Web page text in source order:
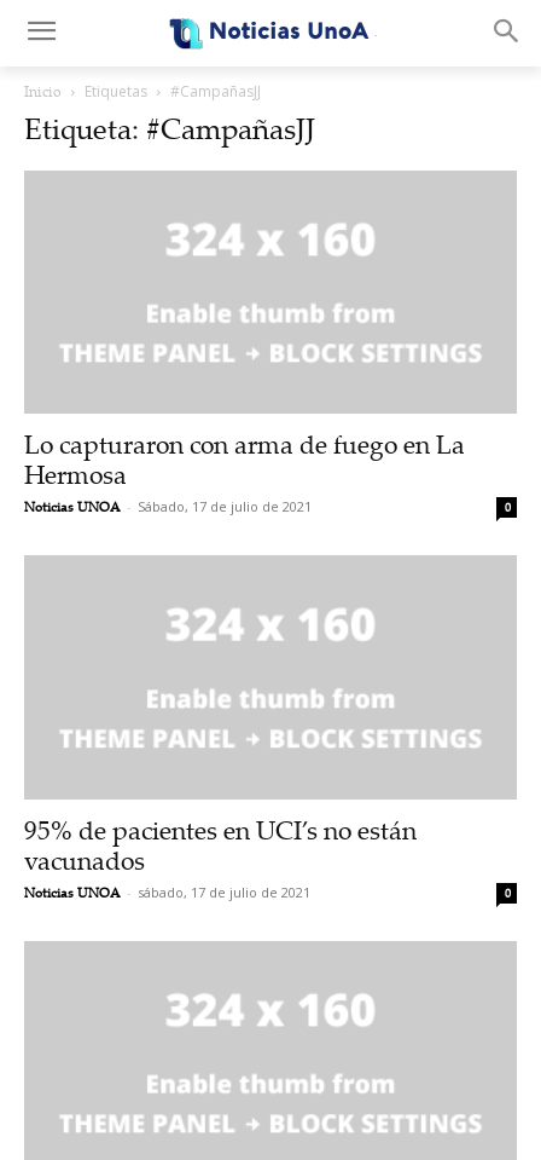
Inicio Etiquetas #CampañasJJ
Etiqueta: #CampañasJJ
Lo capturaron con arma de fuego en La
Hermosa
Noticias UNOA - Sábado, 17 de julio de 2021 0
95% de pacientes en UCI’s no están
vacunados
Noticias UNOA - sábado, 17 de julio de 2021 0